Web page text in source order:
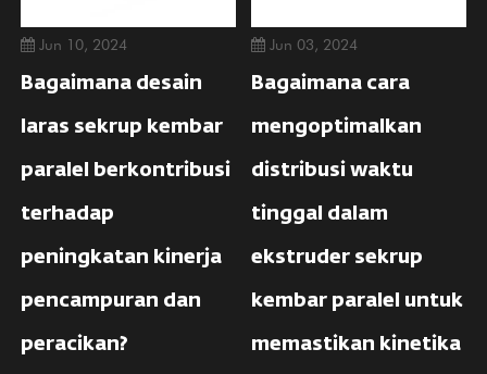
Jun 10, 2024
Bagaimana desain
laras sekrup kembar
paralel berkontribusi
terhadap
peningkatan kinerja
pencampuran dan
peracikan?
Jun 03, 2024
Bagaimana cara
mengoptimalkan
distribusi waktu
tinggal dalam
ekstruder sekrup
kembar paralel untuk
memastikan kinetika